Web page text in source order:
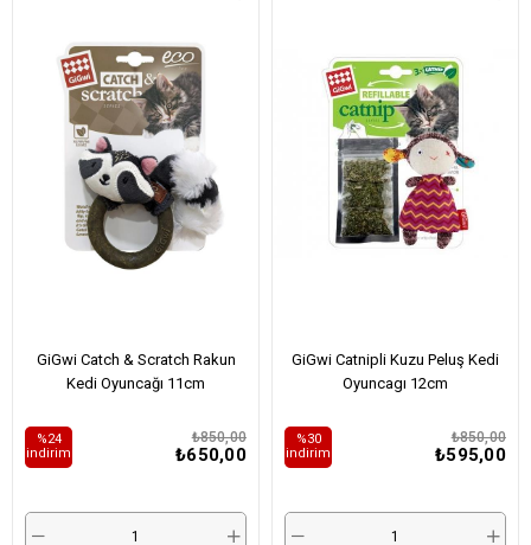
GiGwi Catch & Scratch Rakun
Kedi Oyuncağı 11cm
₺650,00
₺850,00
%24
i̇ndirim
GiGwi Catnipli Kuzu Peluş Kedi
Oyuncagı 12cm
₺595,00
₺850,00
%30
i̇ndirim